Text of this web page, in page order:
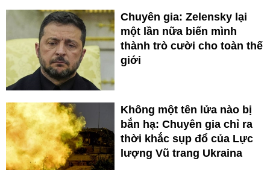
Chuyên gia: Zelensky lại
một lần nữa biến mình
thành trò cười cho toàn thế
giới
Không một tên lửa nào bị
bắn hạ: Chuyên gia chỉ ra
thời khắc sụp đổ của Lực
lượng Vũ trang Ukraina